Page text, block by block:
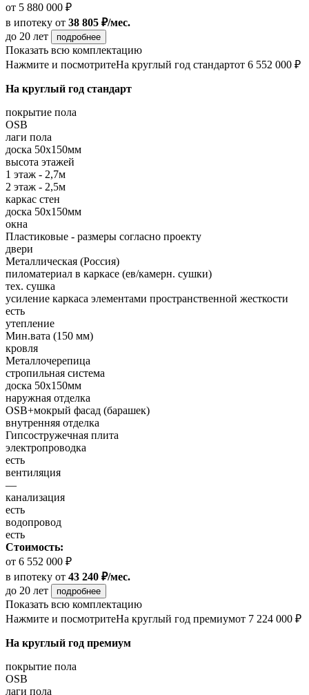
от 5 880 000 ₽
в ипотеку от 38 805 ₽/мес.
до 20 лет
подробнее
Показать всю комплектацию
Нажмите и посмотритеНа круглый год стандартот 6 552 000 ₽
На круглый год стандарт
покрытие пола
OSB
лаги пола
доска 50х150мм
высота этажей
1 этаж - 2,7м
2 этаж - 2,5м
каркас стен
доска 50х150мм
окна
Пластиковые - размеры согласно проекту
двери
Металлическая (Россия)
пиломатериал в каркасе (ев/камерн. сушки)
тех. сушка
усиление каркаса элементами пространственной жесткости
есть
утепление
Мин.вата (150 мм)
кровля
Металлочерепица
стропильная система
доска 50х150мм
наружная отделка
OSB+мокрый фасад (барашек)
внутренняя отделка
Гипсостружечная плита
электропроводка
есть
вентиляция
—
канализация
есть
водопровод
есть
Стоимость:
от 6 552 000 ₽
в ипотеку от 43 240 ₽/мес.
до 20 лет
подробнее
Показать всю комплектацию
Нажмите и посмотритеНа круглый год премиумот 7 224 000 ₽
На круглый год премиум
покрытие пола
OSB
лаги пола